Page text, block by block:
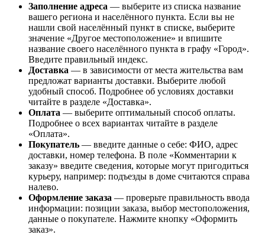
Заполнение адреса — выберите из списка название
вашего региона и населённого пункта. Если вы не
нашли свой населённый пункт в списке, выберите
значение «Другое местоположение» и впишите
название своего населённого пункта в графу «Город».
Введите правильный индекс.
Доставка — в зависимости от места жительства вам
предложат варианты доставки. Выберите любой
удобный способ. Подробнее об условиях доставки
читайте в разделе «Доставка».
Оплата — выберите оптимальный способ оплаты.
Подробнее о всех вариантах читайте в разделе
«Оплата».
Покупатель — введите данные о себе: ФИО, адрес
доставки, номер телефона. В поле «Комментарии к
заказу» введите сведения, которые могут пригодиться
курьеру, например: подъезды в доме считаются справа
налево.
Оформление заказа — проверьте правильность ввода
информации: позиции заказа, выбор местоположения,
данные о покупателе. Нажмите кнопку «Оформить
заказ».